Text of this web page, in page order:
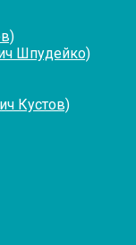
Шпудейко)
Кустов)